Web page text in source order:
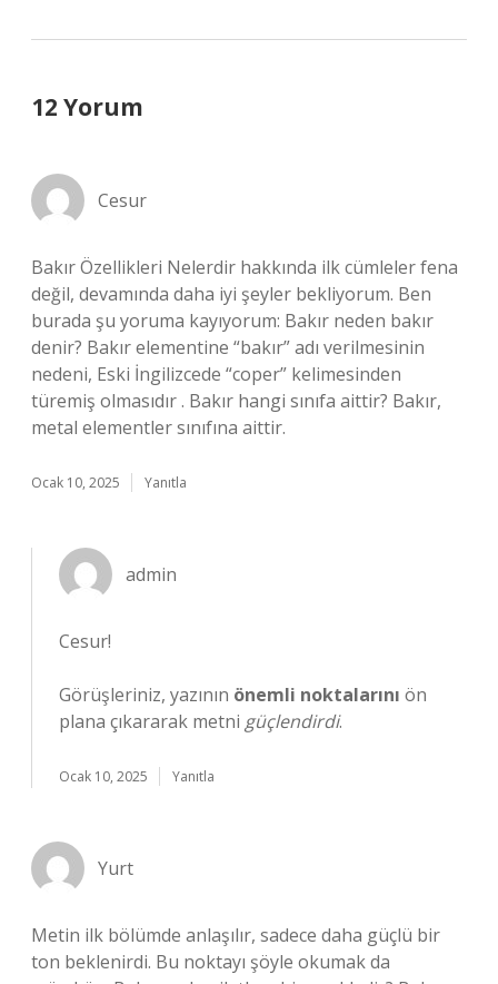
12 Yorum
Cesur
Bakır Özellikleri Nelerdir hakkında ilk cümleler fena
değil, devamında daha iyi şeyler bekliyorum. Ben
burada şu yoruma kayıyorum: Bakır neden bakır
denir? Bakır elementine “bakır” adı verilmesinin
nedeni, Eski İngilizcede “coper” kelimesinden
türemiş olmasıdır . Bakır hangi sınıfa aittir? Bakır,
metal elementler sınıfına aittir.
Ocak 10, 2025 Yanıtla
admin
Cesur!
Görüşleriniz, yazının önemli noktalarını ön
plana çıkararak metni güçlendirdi.
Ocak 10, 2025 Yanıtla
Yurt
Metin ilk bölümde anlaşılır, sadece daha güçlü bir
ton beklenirdi. Bu noktayı şöyle okumak da